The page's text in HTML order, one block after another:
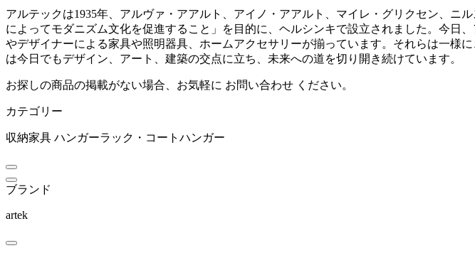
デュエンデ
DULTON
ダルトン
フレイス
アルテックは1935年、アルヴァ・アアルト、アイノ・アアルト、マイレ・グリクセン、
によってモダニズム文化を促進すること」を目的に、ヘルシンキで設立されました。今日
やデザイナーによる家具や照明器具、ホームアクセサリーが揃っています。それらは一様
は今日でもデザイン、アート、建築の交点に立ち、未来への道を切り開き続けています。
お探しの商品の掲載がない場合、お気軽に お問い合わせ ください。
カテゴリー
収納家具 ハンガーラック・コートハンガー
ブランド
artek